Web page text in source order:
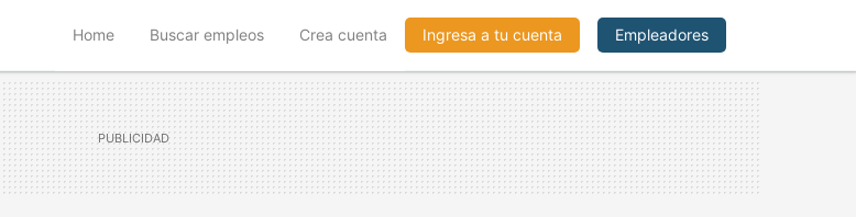
Home(current)Buscar empleos Crea cuenta Ingresa a tu cuenta Empleadores